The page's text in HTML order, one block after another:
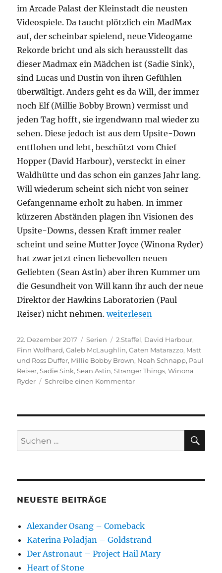
im Arcade Palast der Kleinstadt die neusten
Videospiele. Da taucht plötzlich ein MadMax
auf, der scheinbar spielend, neue Videogame
Rekorde bricht und als sich herausstellt das
dieser Madmax ein Mädchen ist (Sadie Sink),
sind Lucas und Dustin von ihren Gefühlen
überwältigt. Anders geht es da Will, der immer
noch Elf (Millie Bobby Brown) vermisst und
jeden Tag hofft, sie irgendwann mal wieder zu
sehen. Diese jedoch ist aus dem Upsite-Down
entflohen und lebt, beschützt vom Chief
Hopper (David Harbour), versteckt in einer
Waldhütte und das schon ein ganzes Jahr lang.
Will wiederum scheint sich nicht von seiner
Gefangenname erholt zu haben. In immer
kürzeren Abständen plagen ihn Visionen des
Upsite-Downs, dessen Kraft immer realer
scheint und seine Mutter Joyce (Winona Ryder)
hat zwar jetzt einen liebevollen neuen
Geliebten (Sean Astin) aber ihren Kummer um
die Gesundheit von Will kann ihr auch der neue
Direktor der Hawkins Laboratorien (Paul
Reiser) nicht nehmen.„Stranger Things –
weiterlesen
Veröffentlicht
am
22. Dezember 2017 Kategorien
Serien Schlagwörter
2.Staffel, David Harbour,
Finn Wolfhard,Galeb McLaughlin,Gaten Matarazzo, Matt
und Ross Duffer, Millie Bobby Brown, Noah Schnapp, Paul
Reiser,Sadie Sink,Sean Astin,Stranger Things,Winona
Ryder
Schreibe einen Kommentarzu
Suchen
nach:
NEUESTE BEITRÄGE
Alexander Osang – Comeback
Katerina Poladjan – Goldstrand
Der Astronaut – Project Hail Mary
Heart of Stone